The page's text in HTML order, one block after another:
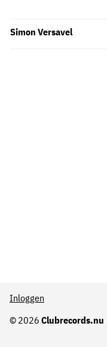
Simon Versavel
© 2026 Clubrecords.nu
Inloggen